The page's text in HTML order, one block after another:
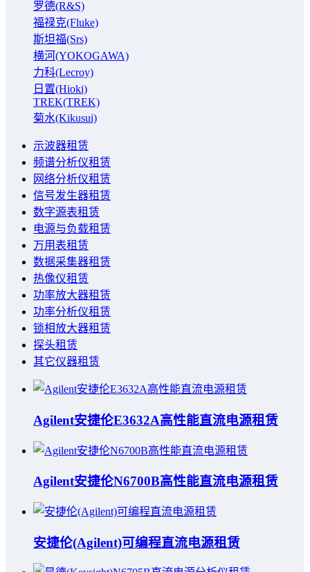
罗德(R&S)
福禄克(Fluke)
斯坦福(Srs)
横河(YOKOGAWA)
力科(Lecroy)
日置(Hioki)
TREK(TREK)
菊水(Kikusui)
示波器租赁
频谱分析仪租赁
网络分析仪租赁
信号发生器租赁
数字源表租赁
电源与负载租赁
万用表租赁
数据采集器租赁
热像仪租赁
功率放大器租赁
功率分析仪租赁
锁相放大器租赁
探头租赁
其它仪器租赁
Agilent安捷伦E3632A高性能直流电源租赁
Agilent安捷伦N6700B高性能直流电源租赁
安捷伦(Agilent)可编程直流电源租赁